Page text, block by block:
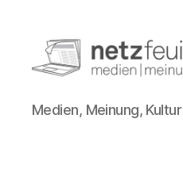
netzfeuilleton.de
Medien, Meinung, Kultur